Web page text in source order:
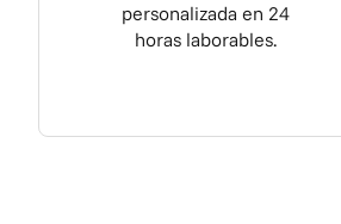
personalizada en 24
horas laborables.